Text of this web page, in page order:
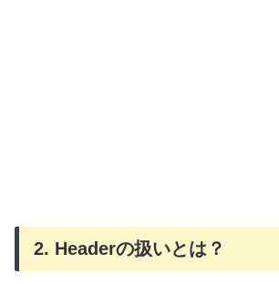
2. Headerの扱いとは？